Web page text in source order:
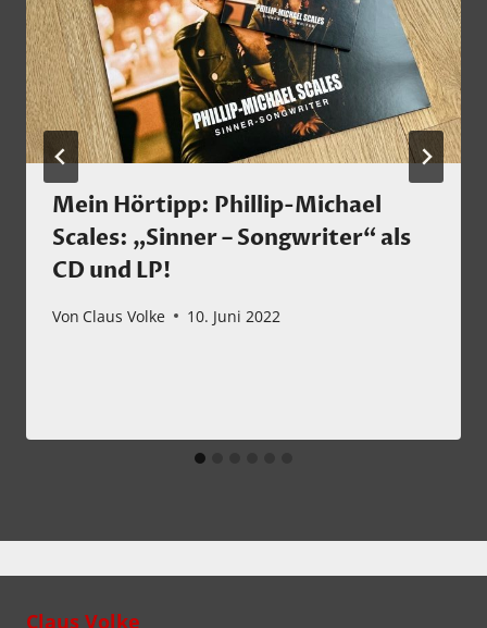
Mein Hörtipp: Phillip-Michael
Scales: „Sinner – Songwriter“ als
CD und LP!
Von Claus Volke 10. Juni 2022
Claus Volke